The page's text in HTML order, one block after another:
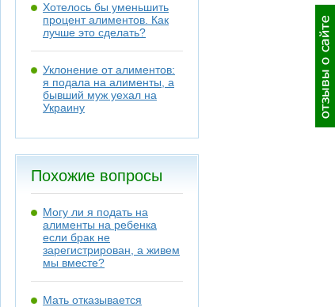
Хотелось бы уменьшить
процент алиментов. Как
лучше это сделать?
Уклонение от алиментов:
я подала на алименты, а
бывший муж уехал на
Украину
Похожие вопросы
Могу ли я подать на
алименты на ребенка
если брак не
зарегистрирован, а живем
мы вместе?
Мать отказывается